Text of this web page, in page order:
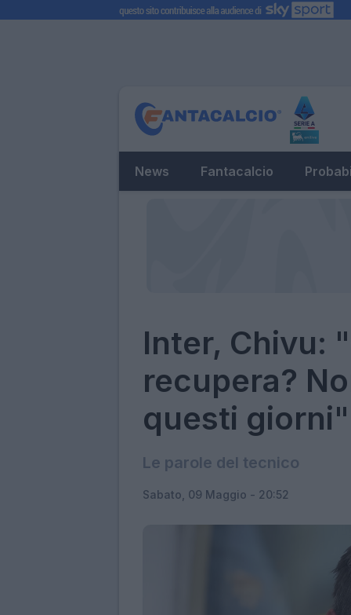
News Fantacalcio
Inter, Chivu:
recupera?
questi giorni"
Le parole del tecnico
Sabato, 09 Maggio - 20:52